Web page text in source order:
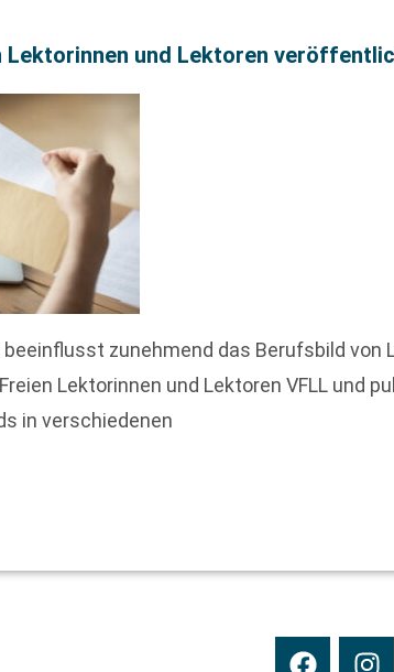
Lektorinnen und Lektoren
zunehmend das Berufsbild
Lektorinnen und Lektoren VFLL und
in verschiedenen